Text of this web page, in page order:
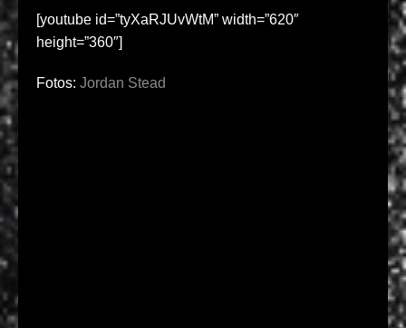
[youtube id=”tyXaRJUvWtM” width=”620″
height=”360″]
Fotos: Jordan Stead